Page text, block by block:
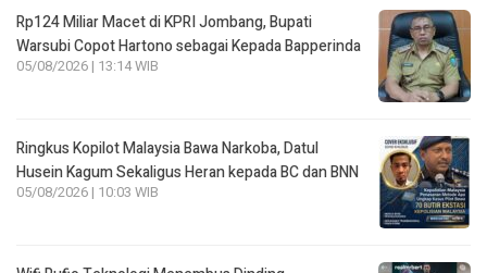
Rp124 Miliar Macet di KPRI Jombang, Bupati
Warsubi Copot Hartono sebagai Kepada Bapperinda
05/08/2026 | 13:14 WIB
Ringkus Kopilot Malaysia Bawa Narkoba, Datul
Husein Kagum Sekaligus Heran kepada BC dan BNN
05/08/2026 | 10:03 WIB